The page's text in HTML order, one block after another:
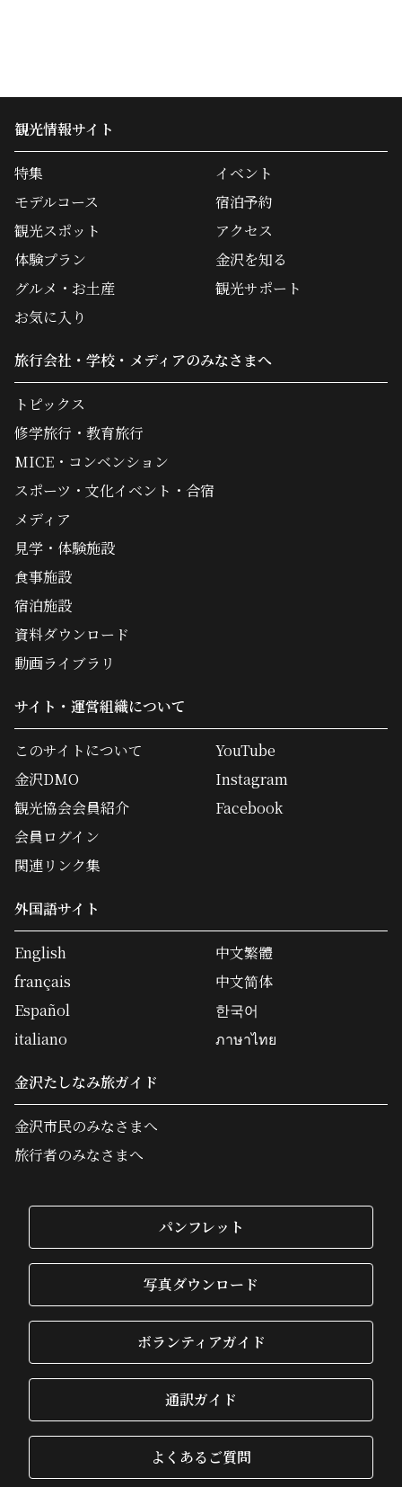
観光情報サイト
特集
モデルコース
観光スポット
体験プラン
グルメ・お土産
イベント
宿泊予約
アクセス
金沢を知る
観光サポート
お気に入り
旅行会社・学校・メディアのみなさまへ
トピックス
修学旅行・教育旅行
MICE・コンベンション
スポーツ・文化イベント・合宿
メディア
見学・体験施設
食事施設
宿泊施設
資料ダウンロード
動画ライブラリ
サイト・運営組織について
このサイトについて
金沢DMO
観光協会会員紹介
会員ログイン
関連リンク集
YouTube
Instagram
Facebook
外国語サイト
English
français
Español
italiano
中文繁體
中文简体
한국어
ภาษาไทย
金沢たしなみ旅ガイド
金沢市民のみなさまへ
旅行者のみなさまへ
パンフレット
写真ダウンロード
ボランティアガイド
通訳ガイド
よくあるご質問